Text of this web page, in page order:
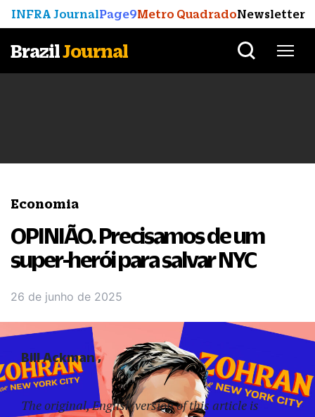
INFRA JournalPage9Metro QuadradoNewsletter
BrazilJournal
Economia
OPINIÃO. Precisamos de um
super-herói para salvar NYC
26 de junho de 2025
The original, English version of this article is
Bill Ackman